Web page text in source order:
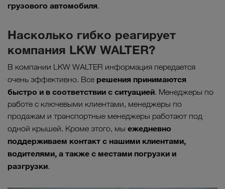
грузового автомобиля.
Насколько гибко реагирует
компания LKW WALTER?
В компании LKW WALTER информация передается
очень эффективно. Все решения принимаются
быстро и в соответствии с ситуацией. Менеджеры по
работе с ключевыми клиентами, менеджеры по
продажам и транспортные менеджеры работают под
одной крышей. Кроме этого, мы ежедневно
поддерживаем контакт с нашими клиентами,
водителями, а также с местами погрузки и
разгрузки.